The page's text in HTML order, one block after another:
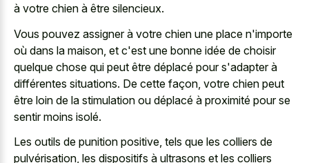
à votre chien à être silencieux.
Vous pouvez assigner à votre chien une place n'importe
où dans la maison, et c'est une bonne idée de choisir
quelque chose qui peut être déplacé pour s'adapter à
différentes situations. De cette façon, votre chien peut
être loin de la stimulation ou déplacé à proximité pour se
sentir moins isolé.
Les outils de punition positive, tels que les colliers de
pulvérisation, les dispositifs à ultrasons et les colliers